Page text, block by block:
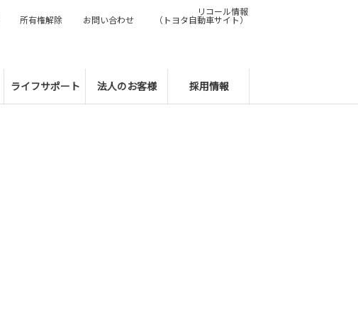
ライフサポート 法人のお客様 採用情報
所有権解除 お問い合わせ
リコール情報
（トヨタ自動車サイト）